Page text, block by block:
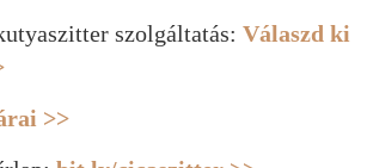
szolgáltatás:Válaszd ki
>>